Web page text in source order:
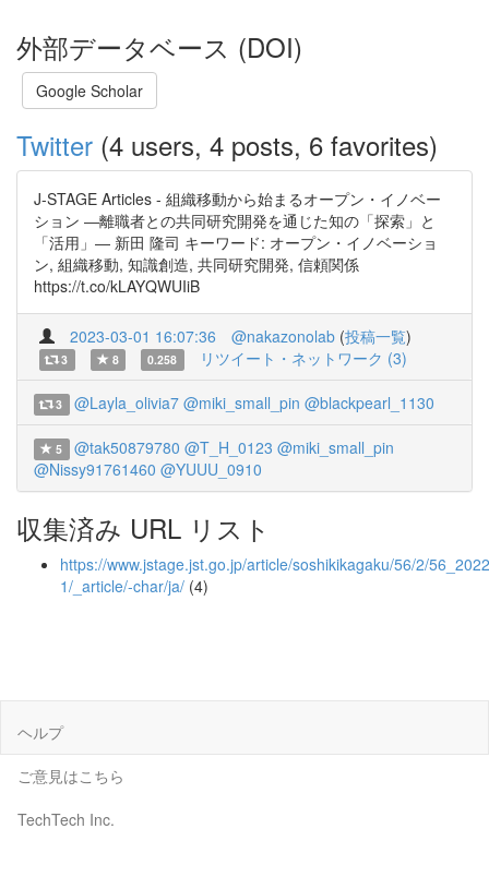
外部データベース (DOI)
Google Scholar
Twitter (4 users, 4 posts, 6 favorites)
J-STAGE Articles - 組織移動から始まるオープン・イノベー
ション ―離職者との共同研究開発を通じた知の「探索」と
「活用」― 新田 隆司 キーワード: オープン・イノベーショ
ン, 組織移動, 知識創造, 共同研究開発, 信頼関係
https://t.co/kLAYQWUIiB
2023-03-01 16:07:36 @nakazonolab (投稿一覧)
3 8 0.258 リツイート・ネットワーク (3)
3 @Layla_olivia7 @miki_small_pin @blackpearl_1130
5 @tak50879780 @T_H_0123 @miki_small_pin
@Nissy91761460 @YUUU_0910
収集済み URL リスト
https://www.jstage.jst.go.jp/article/soshikikagaku/56/2/
1/_article/-char/ja/ (4)
ヘルプ
ご意見はこちら
TechTech Inc.